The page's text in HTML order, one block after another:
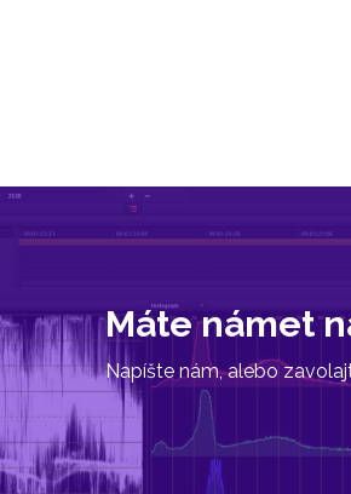
Máte námet
Napíšte nám, alebo